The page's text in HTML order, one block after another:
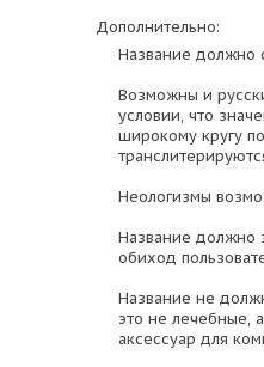
Дополнительно:
Название должно
Возможны и
условии, что
широкому кругу
Неологизмы
Название должно
обиход
Название не
это не лечебные,
аксессуар для